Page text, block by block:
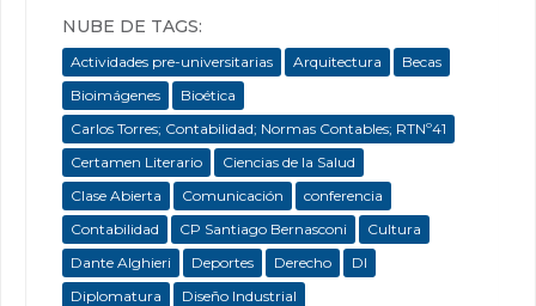
NUBE DE TAGS:
Actividades pre-universitarias Arquitectura
Becas
Bioimágenes
Bioética
Carlos Torres; Contabilidad; Normas Contables; RTNº41
Certamen Literario
Ciencias de la Salud
Clase Abierta
Comunicación
conferencia
Contabilidad
CP Santiago Bernasconi
Cultura
Dante Alghieri
Deportes Derecho
DI
Diplomatura
Diseño Industrial